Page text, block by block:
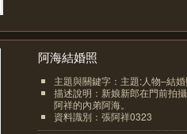
阿海結婚照
主題與關鍵字：主題:人物–結
描述說明：新娘新郎在門前拍
阿祥的內弟阿海。
資料識別：張阿祥0323